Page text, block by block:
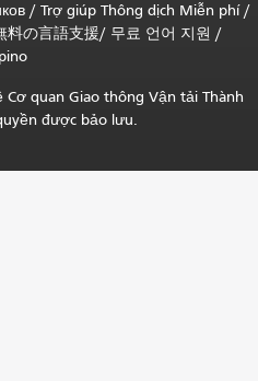
/ Trợ giúp Thông dịch Miễn phí/
料の言語支援/ 무료 언어 지원 /
quan Giao thông Vận tải Thành
được bảo lưu.